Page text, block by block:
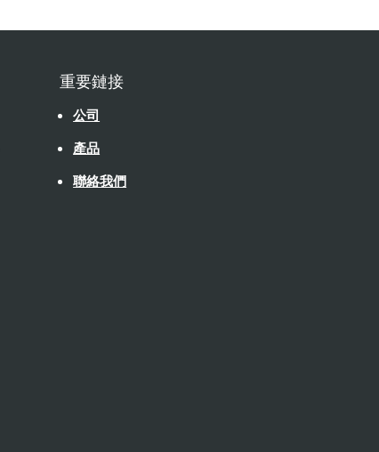
重要鏈接
公司
產品
聯絡我們